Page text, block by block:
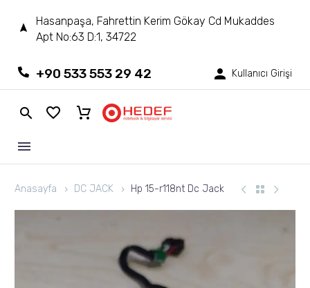
Hasanpaşa, Fahrettin Kerim Gökay Cd Mukaddes
Apt No:63 D:1, 34722
+90 533 553 29 42 Kullanıcı Girişi
Anasayfa DC JACK Hp 15-r118nt Dc Jack